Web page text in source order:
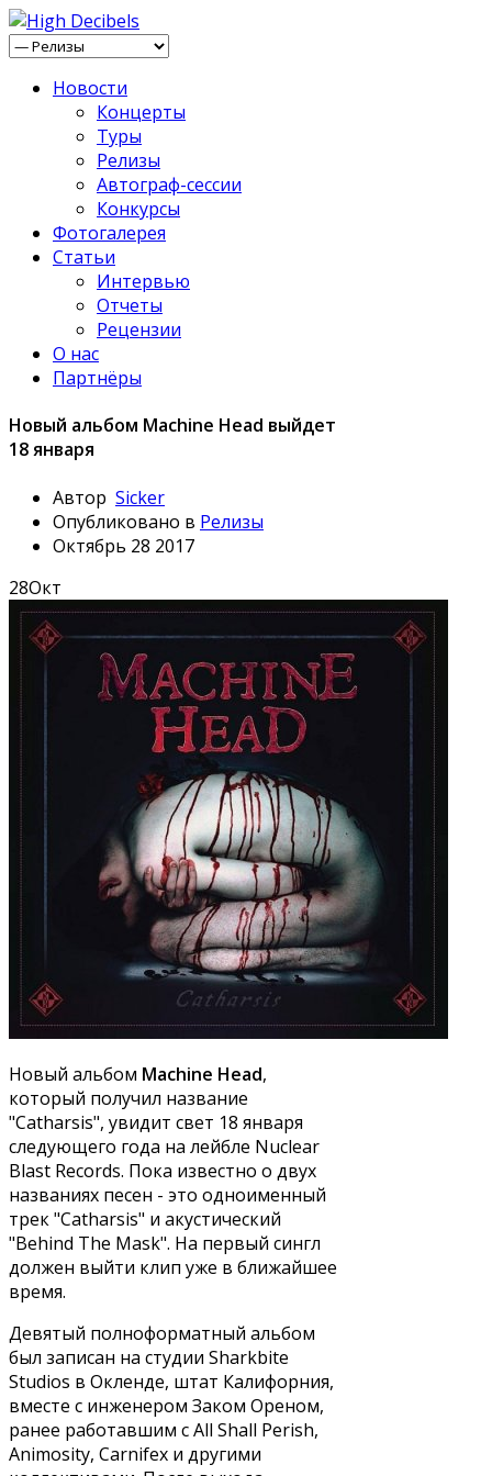
Новости
Концерты
Туры
Релизы
Автограф-сессии
Конкурсы
Фотогалерея
Статьи
Интервью
Отчеты
Рецензии
О нас
Партнёры
Новый альбом Machine Head выйдет
18 января
Автор Sicker
Опубликовано в Релизы
Октябрь 28 2017
28Окт
Новый альбом Machine Head,
который получил название
"Catharsis", увидит свет 18 января
следующего года на лейбле Nuclear
Blast Records. Пока известно о двух
названиях песен - это одноименный
трек "Catharsis" и акустический
"Behind The Mask". На первый сингл
должен выйти клип уже в ближайшее
время.
Девятый полноформатный альбом
был записан на студии Sharkbite
Studios в Окленде, штат Калифорния,
вместе с инженером Заком Ореном,
ранее работавшим с All Shall Perish,
Animosity, Carnifex и другими